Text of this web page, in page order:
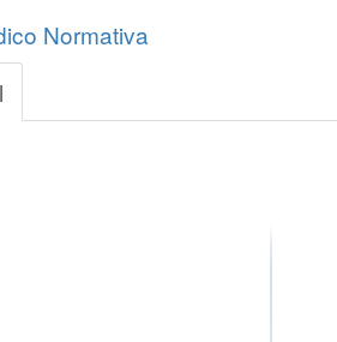
Normativa